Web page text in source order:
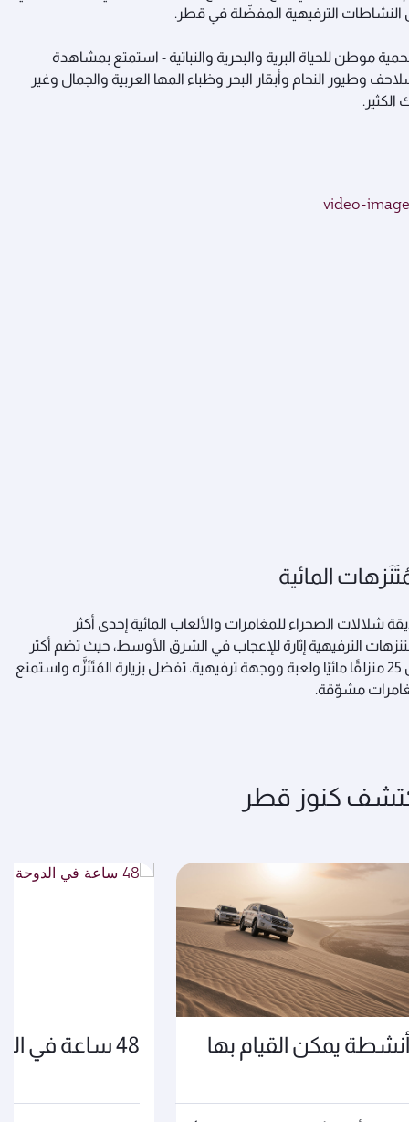
النشاطات الترفيهية المفضّلة في قطر.
موطن للحياة البرية والبحرية والنباتية - استمتع بمشاهدة
وطيور النحام وأبقار البحر وظباء المها العربية والجمال وغير
الكثير.
المائية
شلالات الصحراء للمغامرات والألعاب المائية إحدى أكثر
الترفيهية إثارة للإعجاب في الشرق الأوسط، حيث تضم أكثر
من 25 منزلقًا مائيًا ولعبة ووجهة ترفيهية. تفضل بزيارة المُتَنَزَّه واستمتع
مشوّقة.
كنوز قطر
أنشطة يمكن القيام بها 48 ساعة في الدوحة